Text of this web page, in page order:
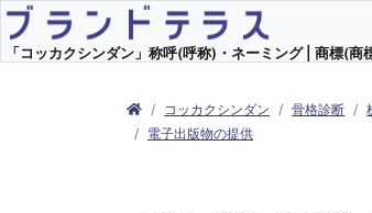
「コッカクシンダン」称呼(呼称)・ネーミング | 商標(商
コッカクシンダン 骨格診断
電子出版物の提供